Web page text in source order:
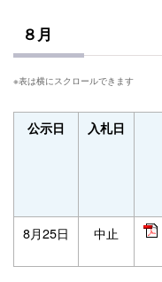
８月
公示日 入札日
8月25日 中止